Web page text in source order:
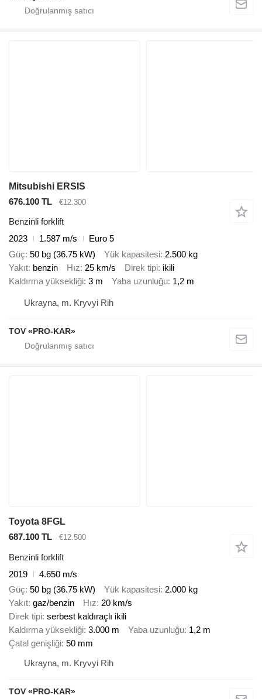
Mitsubishi ERSIS
676.100 TL
€12.300
Benzinli forklift
2023
1.587 m/s
Euro 5
Güç 50 bg (36.75 kW) Yük kapasitesi 2.500 kg
Yakıt benzin Hız 25 km/s Direk tipi ikili
Kaldırma yüksekliği 3 m Yaba uzunluğu 1,2 m
Ukrayna, m. Kryvyi Rih
TOV «PRO-KAR»
Toyota 8FGL
687.100 TL
€12.500
Benzinli forklift
2019
4.650 m/s
Güç 50 bg (36.75 kW) Yük kapasitesi 2.000 kg
Yakıt gaz/benzin Hız 20 km/s
Direk tipi serbest kaldıraçlı ikili
Kaldırma yüksekliği 3.000 m Yaba uzunluğu 1,2 m
Çatal genişliği 50 mm
Ukrayna, m. Kryvyi Rih
TOV «PRO-KAR»